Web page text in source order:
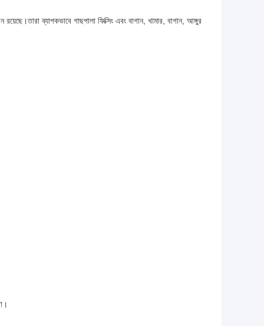
ব্যাপকভাবে গাছপালা ফিক্সিং এবং বাগান, খামার, বাগান, আঙ্গুর